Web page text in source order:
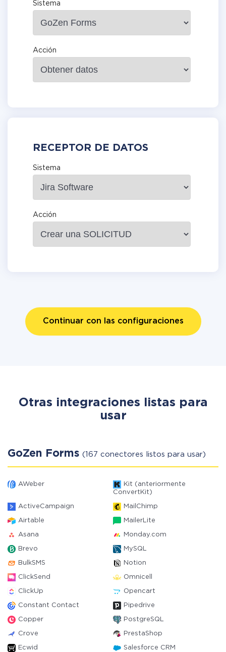
Sistema
Acción
RECEPTOR DE DATOS
Sistema
Acción
Continuar con las configuraciones
Otras integraciones listas para
usar
GoZen Forms (167 conectores listos para usar)
AWeber
Kit (anteriormente
ConvertKit)
ActiveCampaign MailChimp
Airtable MailerLite
Asana Monday.com
Brevo MySQL
BulkSMS Notion
ClickSend Omnicell
ClickUp Opencart
Constant Contact Pipedrive
Copper PostgreSQL
Crove PrestaShop
Ecwid Salesforce CRM